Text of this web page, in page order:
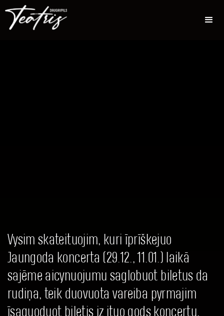
Vysim skateituojim, kuri īprīškejuo
Jaungoda koncerta (29.12., 11.01.) laikā
sajēme aicynuojumu saglobuot biletus da
rudiņa, teik duovuota vareiba pyrmajim
īsaguoduot biletis iz ituo gods koncertu,